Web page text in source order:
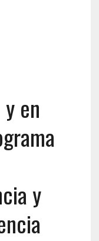
en
y